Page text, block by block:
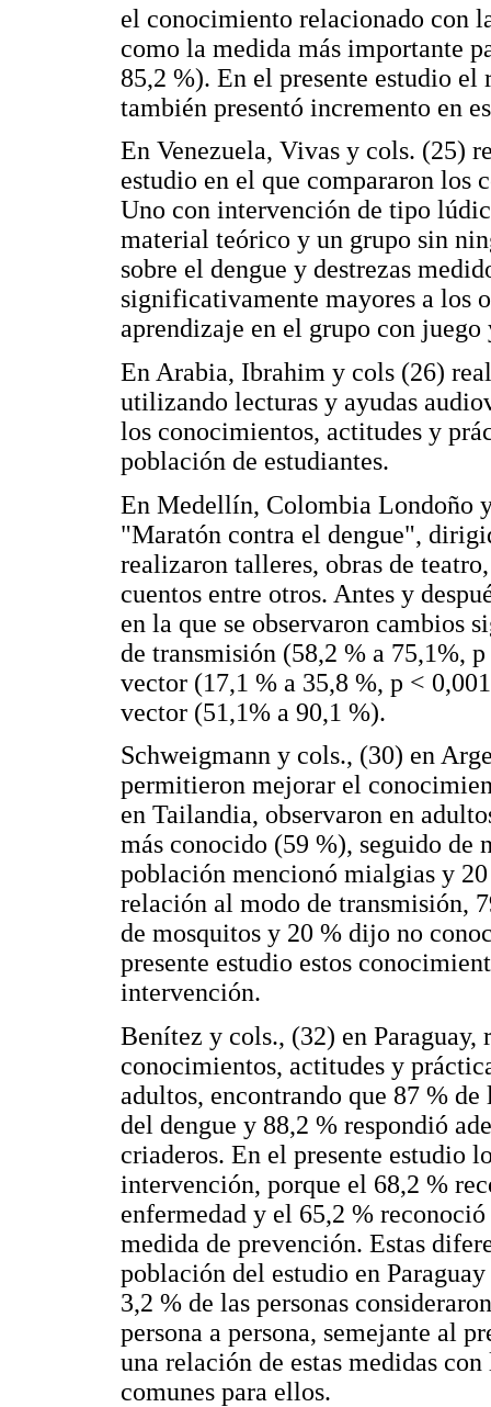
el conocimiento relacionado con
como la medida más importante
85,2 %). En el presente estudio el
también presentó incremento en
En Venezuela, Vivas y cols. (25)
estudio en el que compararon los
Uno con intervención de tipo
material teórico y un grupo sin
sobre el dengue y destrezas
significativamente mayores a los
aprendizaje en el grupo con
En Arabia, Ibrahim y cols (26)
utilizando lecturas y ayudas
los conocimientos, actitudes y
población de estudiantes.
En Medellín, Colombia Londoño
"Maratón contra el dengue",
realizaron talleres, obras de
cuentos entre otros. Antes y
en la que se observaron cambios
de transmisión (58,2 % a 75,1%,
vector (17,1 % a 35,8 %, p <
vector (51,1% a 90,1 %).
Schweigmann y cols., (30) en
permitieron mejorar el
en Tailandia, observaron en
más conocido (59 %), seguido de
población mencionó mialgias y
relación al modo de transmisión,
de mosquitos y 20 % dijo no
presente estudio estos
intervención.
Benítez y cols., (32) en
conocimientos, actitudes y
adultos, encontrando que 87 %
del dengue y 88,2 % respondió
criaderos. En el presente estudio
intervención, porque el 68,2 %
enfermedad y el 65,2 %
medida de prevención. Estas
población del estudio en
3,2 % de las personas
persona a persona, semejante al
una relación de estas medidas
comunes para ellos.